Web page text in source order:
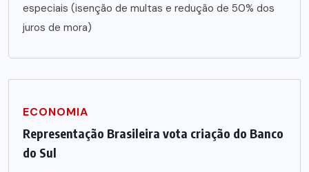
especiais (isenção de multas e redução de 50% dos
juros de mora)
ECONOMIA
Representação Brasileira vota criação do Banco
do Sul